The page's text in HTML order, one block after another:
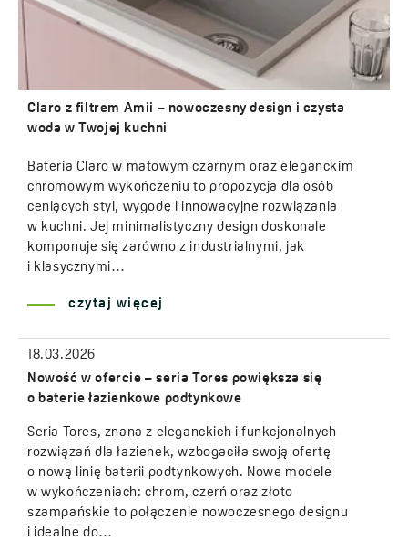
Claro z filtrem Amii – nowoczesny design i czysta
woda w Twojej kuchni
Bateria Claro w matowym czarnym oraz eleganckim
chromowym wykończeniu to propozycja dla osób
ceniących styl, wygodę i innowacyjne rozwiązania
w kuchni. Jej minimalistyczny design doskonale
komponuje się zarówno z industrialnymi, jak
i klasycznymi…
czytaj więcej
18.03.2026
Nowość w ofercie – seria Tores powiększa się
o baterie łazienkowe podtynkowe
Seria Tores, znana z eleganckich i funkcjonalnych
rozwiązań dla łazienek, wzbogaciła swoją ofertę
o nową linię baterii podtynkowych. Nowe modele
w wykończeniach: chrom, czerń oraz złoto
szampańskie to połączenie nowoczesnego designu
i idealne do…